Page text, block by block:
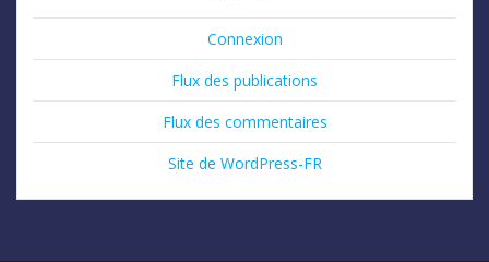
Connexion
Flux des publications
Flux des commentaires
Site de WordPress-FR